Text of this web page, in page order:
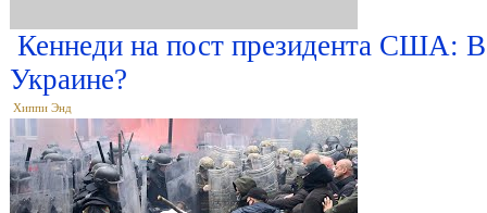
Кеннеди на пост президента США:
Украине?
Хиппи Энд